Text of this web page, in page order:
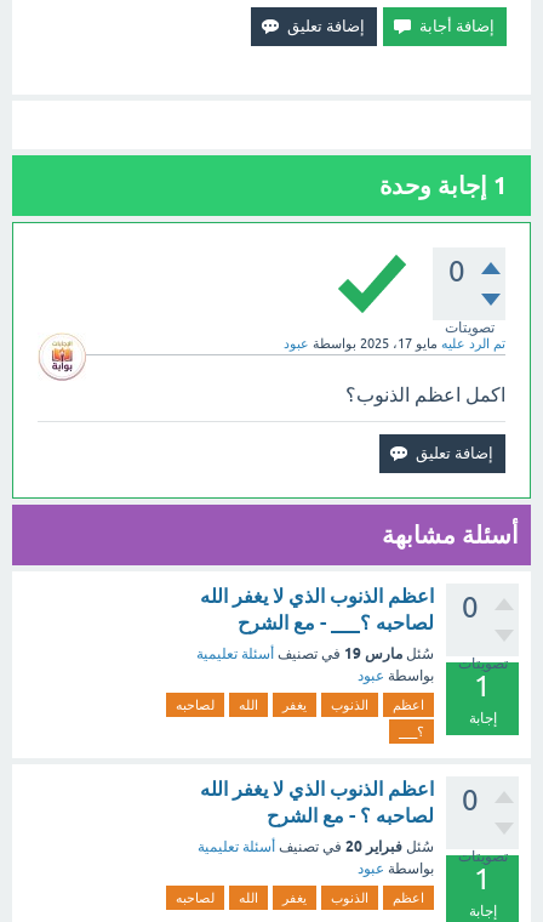
1 إجابة وحدة
0
تصويتات
تم الرد عليه مايو 17، 2025 بواسطة عبود
اكمل اعظم الذنوب؟
أسئلة مشابهة
0
تصويتات
1
إجابة
اعظم الذنوب الذي لا يغفر الله
لصاحبه ؟___ - مع الشرح
سُئل مارس 19 في تصنيف أسئلة تعليمية
بواسطة عبود
اعظم الذنوب يغفر الله
لصاحبه
؟___
0
تصويتات
1
إجابة
اعظم الذنوب الذي لا يغفر الله
لصاحبه ؟ - مع الشرح
سُئل فبراير 20 في تصنيف أسئلة تعليمية
بواسطة عبود
اعظم الذنوب يغفر الله لصاحبه